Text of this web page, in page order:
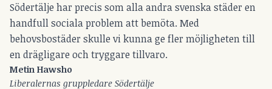
Södertälje har precis som alla andra svenska städer en
handfull sociala problem att bemöta. Med
behovsbostäder skulle vi kunna ge fler möjligheten till
en drägligare och tryggare tillvaro.
Metin Hawsho
Liberalernas gruppledare Södertälje